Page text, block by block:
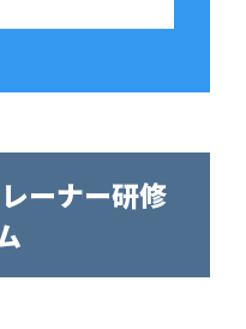
ーナー研修